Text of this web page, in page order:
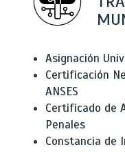
Asignación
Certificación
ANSES
Certificado de
Penales
Constancia de